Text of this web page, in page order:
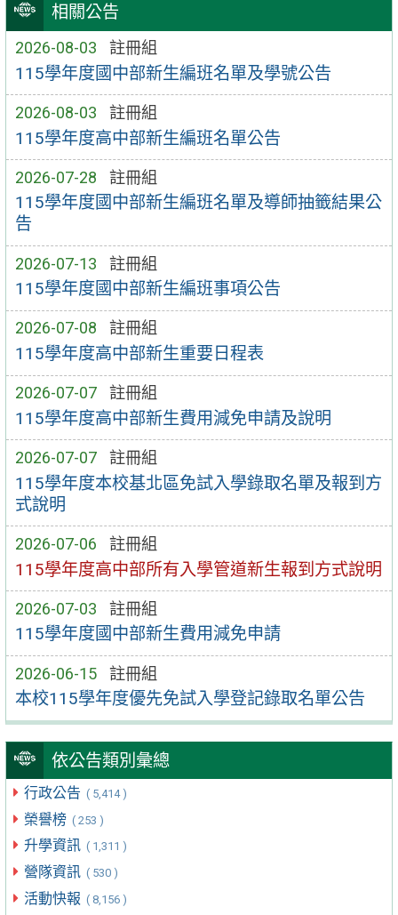
相關公告
2026-08-03 註冊組
115學年度國中部新生編班名單及學號公告
2026-08-03 註冊組
115學年度高中部新生編班名單公告
2026-07-28 註冊組
115學年度國中部新生編班名單及導師抽籤結果公
告
2026-07-13 註冊組
115學年度國中部新生編班事項公告
2026-07-08 註冊組
115學年度高中部新生重要日程表
2026-07-07 註冊組
115學年度高中部新生費用減免申請及說明
2026-07-07 註冊組
115學年度本校基北區免試入學錄取名單及報到方
式說明
2026-07-06 註冊組
115學年度高中部所有入學管道新生報到方式說明
2026-07-03 註冊組
115學年度國中部新生費用減免申請
2026-06-15 註冊組
本校115學年度優先免試入學登記錄取名單公告
依公告類別彙總
行政公告 ( 5,414 )
榮譽榜 ( 253 )
升學資訊 ( 1,311 )
營隊資訊 ( 530 )
活動快報 ( 8,156 )